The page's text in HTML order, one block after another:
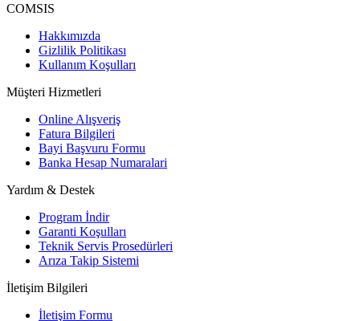
COMSIS
Hakkımızda
Gizlilik Politikası
Kullanım Koşulları
Müşteri Hizmetleri
Online Alışveriş
Fatura Bilgileri
Bayi Başvuru Formu
Banka Hesap Numaralari
Yardım & Destek
Program İndir
Garanti Koşulları
Teknik Servis Prosedürleri
Arıza Takip Sistemi
İletişim Bilgileri
İletişim Formu